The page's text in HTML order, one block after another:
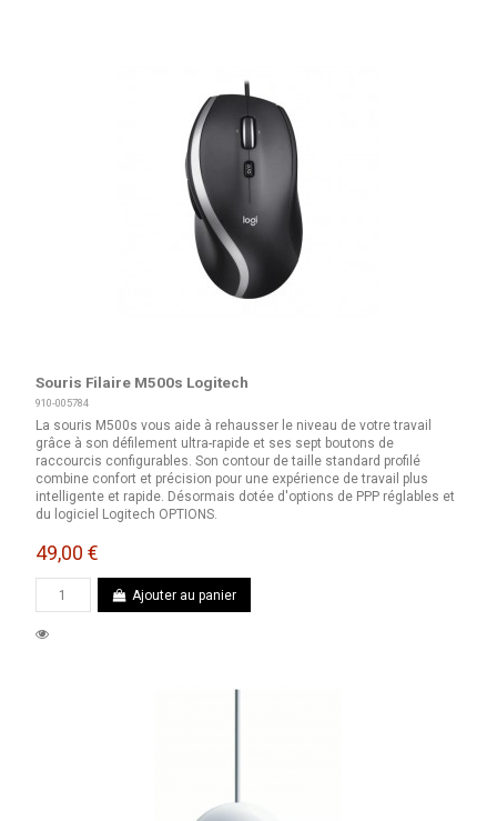
Souris Filaire M500s Logitech
910-005784
La souris M500s vous aide à rehausser le niveau de votre travail
grâce à son défilement ultra-rapide et ses sept boutons de
raccourcis configurables. Son contour de taille standard profilé
combine confort et précision pour une expérience de travail plus
intelligente et rapide. Désormais dotée d'options de PPP réglables et
du logiciel Logitech OPTIONS.
49,00 €
Ajouter au panier